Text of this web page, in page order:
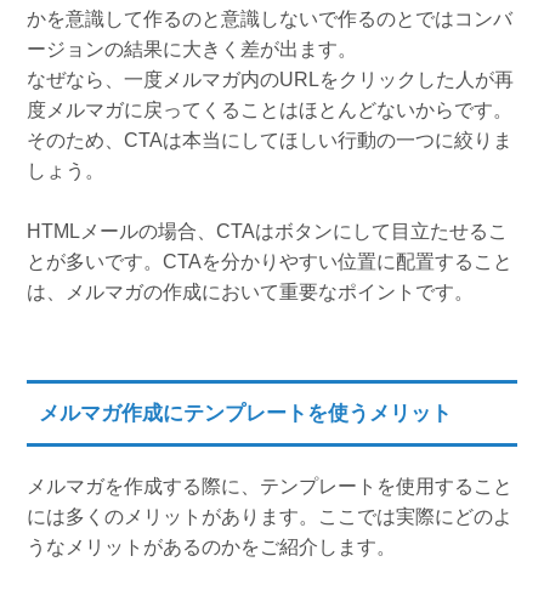
かを意識して作るのと意識しないで作るのとではコンバ
ージョンの結果に大きく差が出ます。
なぜなら、一度メルマガ内のURLをクリックした人が再
度メルマガに戻ってくることはほとんどないからです。
そのため、CTAは本当にしてほしい行動の一つに絞りま
しょう。
HTMLメールの場合、CTAはボタンにして目立たせるこ
とが多いです。CTAを分かりやすい位置に配置すること
は、メルマガの作成において重要なポイントです。
メルマガ作成にテンプレートを使うメリット
メルマガを作成する際に、テンプレートを使用すること
には多くのメリットがあります。ここでは実際にどのよ
うなメリットがあるのかをご紹介します。